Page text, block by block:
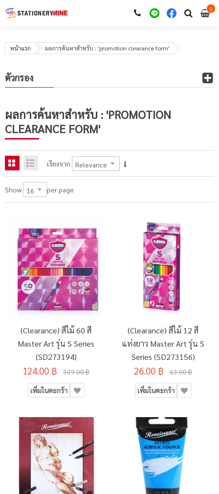
00
หน้าแรก ผลการค้นหาสำหรับ : 'promotion clearance form'
ผลการค้นหาสำหรับ : 'PROMOTION
CLEARANCE FORM'
เรียงจาก
Show per page
(Clearance) สีไม้ 60 สี
Master Art รุ่น S Series
(SD273194)
124.00 ฿ 309.00 ฿
เพิ่มในตะกร้า
(Clearance) สีไม้ 12 สี
แท่งยาว Master Art รุ่น S
Series (SD273156)
26.00 ฿ 63.00 ฿
เพิ่มในตะกร้า
ตัวกรอง